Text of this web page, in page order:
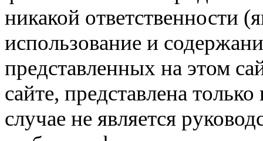
никакой ответственности
использование и
представленных на этом
сайте, представлена
случае не является